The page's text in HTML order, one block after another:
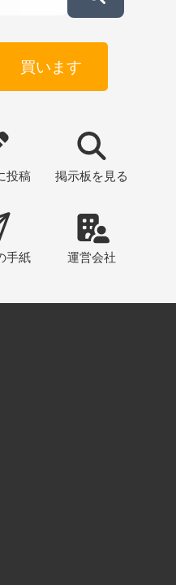
買います
投稿 掲示板 を見る
手紙 運営会社